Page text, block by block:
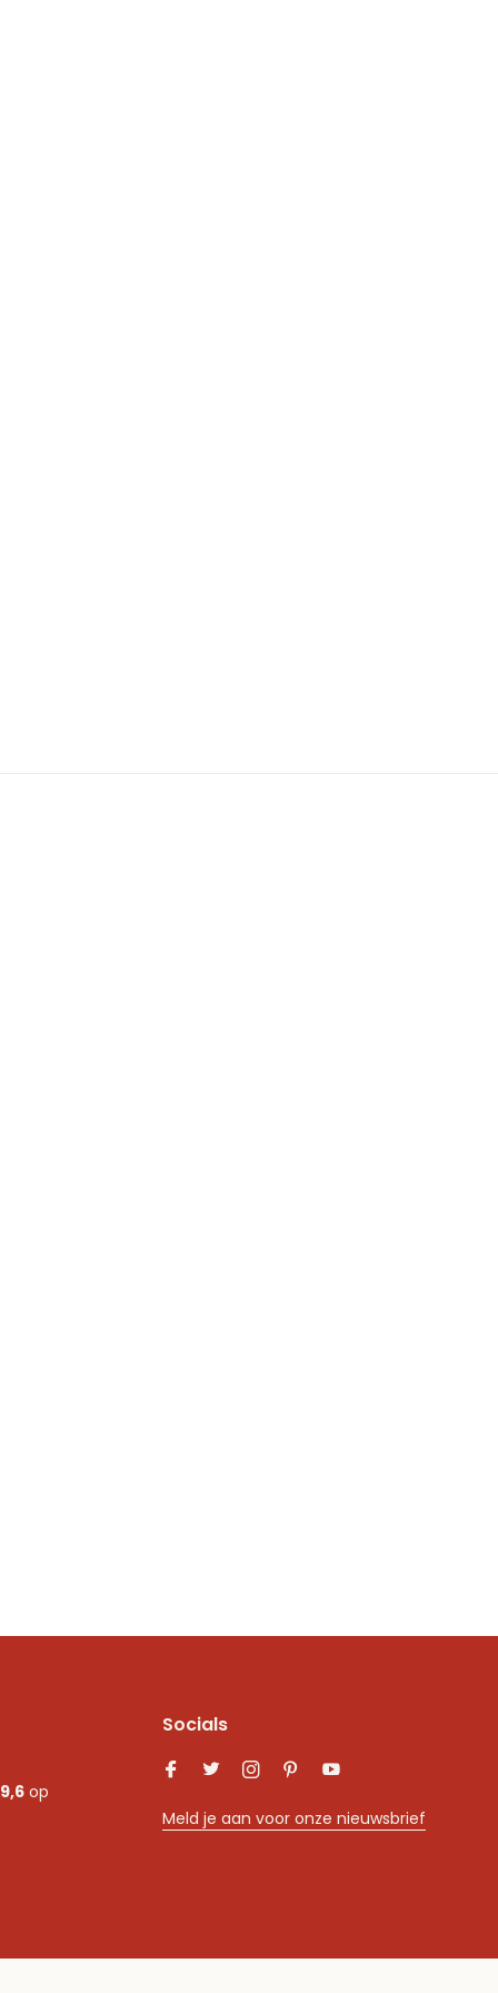
9,6 op
Socials
Meld je aan voor onze nieuwsbrief